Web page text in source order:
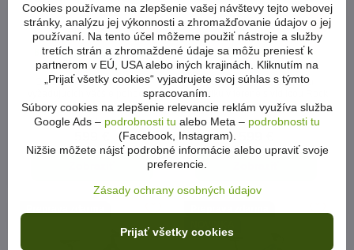
29%
Bicykel Merida Speeder 100
šampanský-čierny 2023
Cestný bicykel pre jazdcov
vyžadujúcich väčšie pohodlie.
Na sklade
29%
Bicykel Merida Big Nine 60 3x
fialový 2021
Horský bicykel na športovú
cyklistiku v teréne s vidlicou Rock
Shox.
Na sklade
Cookies používame na zlepšenie vašej návštevy tejto webovej
stránky, analýzu jej výkonnosti a zhromažďovanie údajov o jej
používaní. Na tento účel môžeme použiť nástroje a služby
tretích strán a zhromaždené údaje sa môžu preniesť k
partnerom v EÚ, USA alebo iných krajinách. Kliknutím na
„Prijať všetky cookies“ vyjadrujete svoj súhlas s týmto
spracovaním.
Súbory cookies na zlepšenie relevancie reklám využíva služba
Google Ads – podrobnosti tu alebo Meta – podrobnosti tu
(Facebook, Instagram).
Nižšie môžete nájsť podrobné informácie alebo upraviť svoje
preferencie.
Zásady ochrany osobných údajov
Prijať všetky cookies